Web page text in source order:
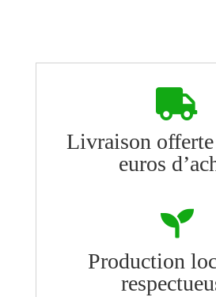

Livraison offerte
euros

Production